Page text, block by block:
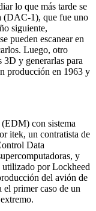
lo que más tarde se
(DAC-1), que fue uno
siguiente,
pueden escanear en
Luego, otro
3D y generarlas para
producción en 1963 y
con sistema
itek, un contratista de
Data
y
por Lockheed
del avión de
primer caso de un